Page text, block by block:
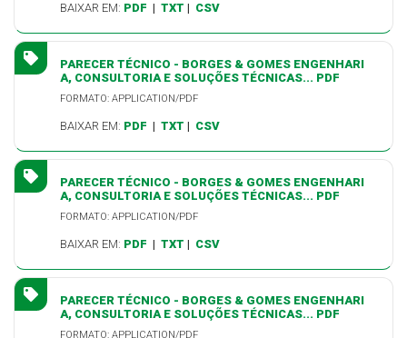
BAIXAR EM: PDF | TXT | CSV
PARECER TÉCNICO - BORGES & GOMES ENGENHARI
A, CONSULTORIA E SOLUÇÕES TÉCNICAS... PDF
FORMATO: APPLICATION/PDF
BAIXAR EM: PDF | TXT | CSV
PARECER TÉCNICO - BORGES & GOMES ENGENHARI
A, CONSULTORIA E SOLUÇÕES TÉCNICAS... PDF
FORMATO: APPLICATION/PDF
BAIXAR EM: PDF | TXT | CSV
PARECER TÉCNICO - BORGES & GOMES ENGENHARI
A, CONSULTORIA E SOLUÇÕES TÉCNICAS... PDF
FORMATO: APPLICATION/PDF